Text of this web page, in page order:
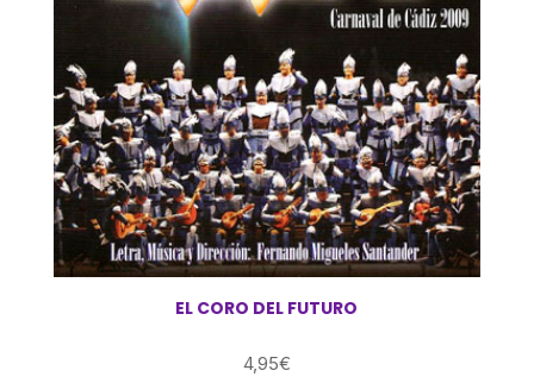
EL CORO DEL FUTURO
4,95€